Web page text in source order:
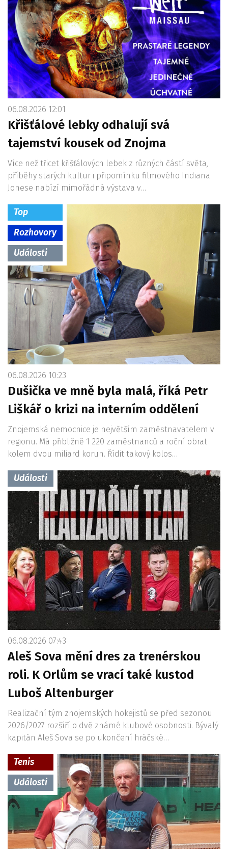
06.08.2026 12:01
Křišťálové lebky odhalují svá
tajemství kousek od Znojma
Více než třicet křišťálových lebek z různých částí světa,
příběhy starých kultur i připomínku filmového Indiana
Jonese nabízí mimořádná výstava v…
Top
Rozhovory
Události
06.08.2026 10:23
Dušička ve mně byla malá, říká Petr
Liškář o krizi na interním oddělení
Znojemská nemocnice je největším zaměstnavatelem v
regionu. Má přibližně 1 220 zaměstnanců a roční obrat
kolem dvou miliard korun. Řídit takový kolos…
Události
06.08.2026 07:43
Aleš Sova mění dres za trenérskou
roli. K Orlům se vrací také kustod
Luboš Altenburger
Realizační tým znojemských hokejistů se před sezonou
2026/2027 rozšíří o dvě známé klubové osobnosti. Bývalý
kapitán Aleš Sova se po ukončení hráčské…
Tenis
Události